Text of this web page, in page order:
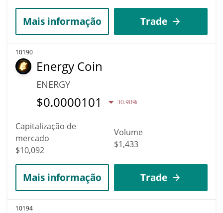
Mais informação Trade
10190
Energy Coin
ENERGY
$0.0000101 30.90%
Capitalização de
mercado
$10,092
Volume
$1,433
Mais informação Trade
10194